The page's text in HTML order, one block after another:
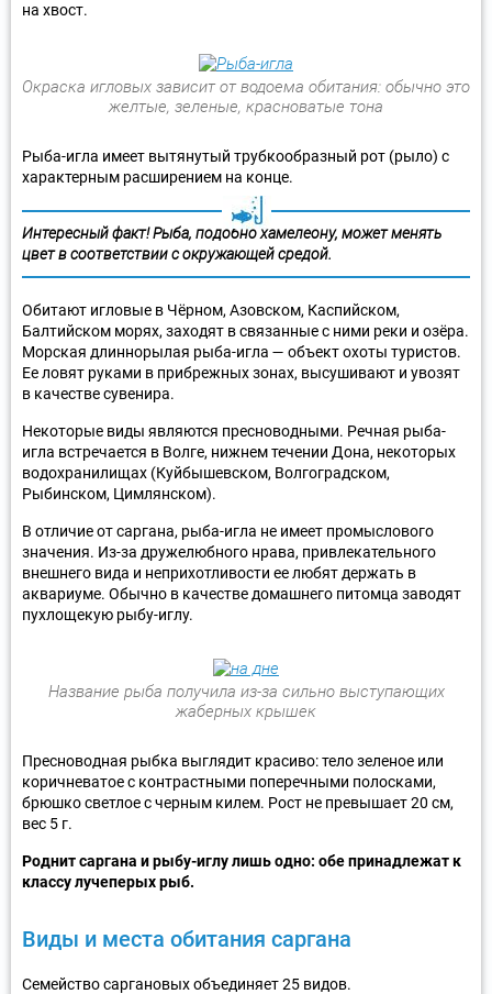
на хвост.
Окраска игловых зависит от водоема обитания: обычно это
желтые, зеленые, красноватые тона
Рыба-игла имеет вытянутый трубкообразный рот (рыло) с
характерным расширением на конце.
Интересный факт! Рыба, подобно хамелеону, может менять
цвет в соответствии с окружающей средой.
Обитают игловые в Чёрном, Азовском, Каспийском,
Балтийском морях, заходят в связанные с ними реки и озёра.
Морская длиннорылая рыба-игла — объект охоты туристов.
Ее ловят руками в прибрежных зонах, высушивают и увозят
в качестве сувенира.
Некоторые виды являются пресноводными. Речная рыба-
игла встречается в Волге, нижнем течении Дона, некоторых
водохранилищах (Куйбышевском, Волгоградском,
Рыбинском, Цимлянском).
В отличие от саргана, рыба-игла не имеет промыслового
значения. Из-за дружелюбного нрава, привлекательного
внешнего вида и неприхотливости ее любят держать в
аквариуме. Обычно в качестве домашнего питомца заводят
пухлощекую рыбу-иглу.
Название рыба получила из-за сильно выступающих
жаберных крышек
Пресноводная рыбка выглядит красиво: тело зеленое или
коричневатое с контрастными поперечными полосками,
брюшко светлое с черным килем. Рост не превышает 20 см,
вес 5 г.
Роднит саргана и рыбу-иглу лишь одно: обе принадлежат к
классу лучеперых рыб.
Виды и места обитания саргана
Семейство саргановых объединяет 25 видов.